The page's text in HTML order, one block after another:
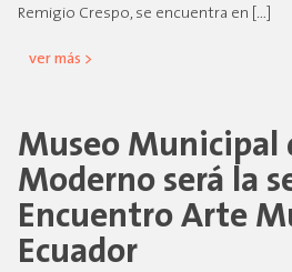
Remigio Crespo, se encuentra en […]
ver más >
Museo Municipal
Moderno será la
Encuentro Arte
Ecuador